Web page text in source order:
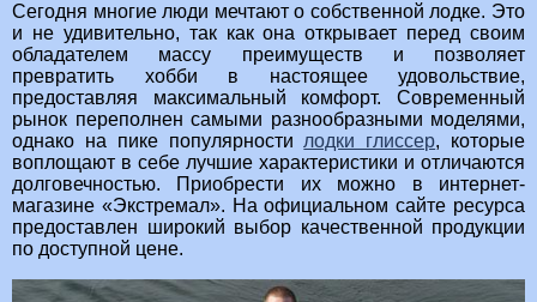
Сегодня многие люди мечтают о собственной лодке. Это
и не удивительно, так как она открывает перед своим
обладателем массу преимуществ и позволяет
превратить хобби в настоящее удовольствие,
предоставляя максимальный комфорт. Современный
рынок переполнен самыми разнообразными моделями,
однако на пике популярностилодки глиссер, которые
воплощают в себе лучшие характеристики и отличаются
долговечностью. Приобрести их можно в интернет-
магазине «Экстремал». На официальном сайте ресурса
предоставлен широкий выбор качественной продукции
по доступной цене.